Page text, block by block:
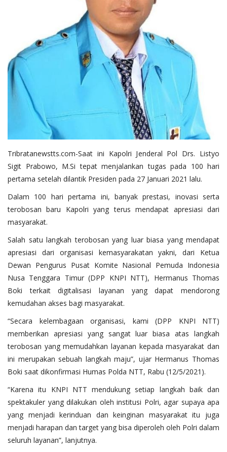
Tribratanewstts.com-Saat ini Kapolri Jenderal Pol Drs. Listyo
Sigit Prabowo, M.Si tepat menjalankan tugas pada 100 hari
pertama setelah dilantik Presiden pada 27 Januari 2021 lalu.
Dalam 100 hari pertama ini, banyak prestasi, inovasi serta
terobosan baru Kapolri yang terus mendapat apresiasi dari
masyarakat.
Salah satu langkah terobosan yang luar biasa yang mendapat
apresiasi dari organisasi kemasyarakatan yakni, dari Ketua
Dewan Pengurus Pusat Komite Nasional Pemuda Indonesia
Nusa Tenggara Timur (DPP KNPI NTT), Hermanus Thomas
Boki terkait digitalisasi layanan yang dapat mendorong
kemudahan akses bagi masyarakat.
“Secara kelembagaan organisasi, kami (DPP KNPI NTT)
memberikan apresiasi yang sangat luar biasa atas langkah
terobosan yang memudahkan layanan kepada masyarakat dan
ini merupakan sebuah langkah maju”, ujar Hermanus Thomas
Boki saat dikonfirmasi Humas Polda NTT, Rabu (12/5/2021).
“Karena itu KNPI NTT mendukung setiap langkah baik dan
spektakuler yang dilakukan oleh institusi Polri, agar supaya apa
yang menjadi kerinduan dan keinginan masyarakat itu juga
menjadi harapan dan target yang bisa diperoleh oleh Polri dalam
seluruh layanan”, lanjutnya.